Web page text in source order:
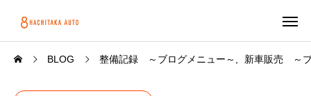
BLOG 整備記録 ～ブログメニュー～ 新車販売 ～